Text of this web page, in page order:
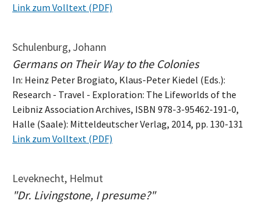
Link zum Volltext (PDF)
Schulenburg, Johann
Germans on Their Way to the Colonies
In: Heinz Peter Brogiato, Klaus-Peter Kiedel (Eds.):
Research - Travel - Exploration: The Lifeworlds of the
Leibniz Association Archives, ISBN 978-3-95462-191-0,
Halle (Saale): Mitteldeutscher Verlag, 2014, pp. 130-131
Link zum Volltext (PDF)
Leveknecht, Helmut
"Dr. Livingstone, I presume?"